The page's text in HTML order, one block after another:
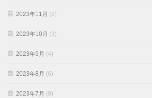
2023年11月 (2)
2023年10月 (3)
2023年9月 (4)
2023年8月 (6)
2023年7月 (8)